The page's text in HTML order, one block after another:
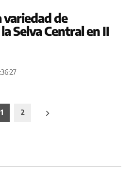
variedad de
Selva Central en II
1 2